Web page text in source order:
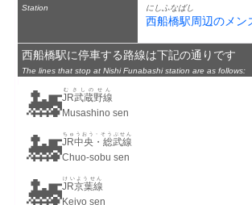
Station
にしふなばし
西船橋駅周辺のメン
西船橋駅に停車する路線は下記の通りです
The lines that stop at Nishi Funabashi station are as follows:
🚂JR武蔵野線
むさしのせん
Musashino sen
🚂JR中央・総武線
ちゅうおう・そうぶせん
Chuo-sobu sen
🚂JR京葉線
けいようせん
Keiyo sen